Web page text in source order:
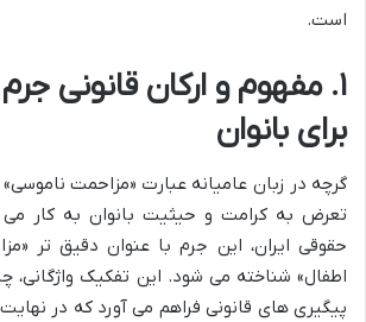
است.
۱. مفهوم و ارکان قانونی
برای بانوان
گرچه در زبان عامیانه عبارت «مزاحمت
تعرض به کرامت و حیثیت بانوان به کار می
حقوقی ایران، این جرم با عنوان دقیق تر
اطفال» شناخته می شود. این تفکیک
پیگیری های قانونی فراهم می آورد که در